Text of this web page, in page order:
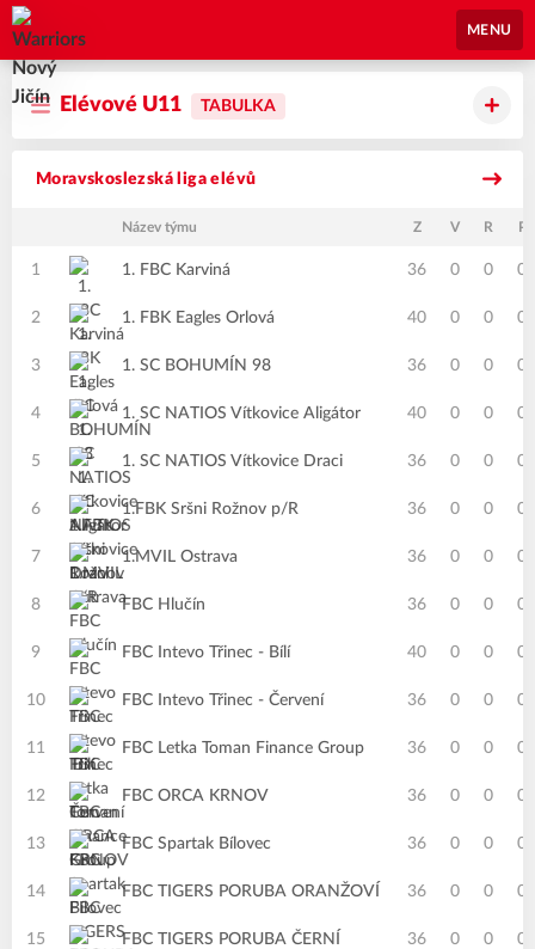
Warriors Nový Jičín
MENU
Elévové U11 TABULKA
Moravskoslezská liga elévů
Název týmu Z V R P
1 1. FBC Karviná 36 0 0 0
2 1. FBK Eagles Orlová 40 0 0 0
3 1. SC BOHUMÍN 98 36 0 0 0
4 1. SC NATIOS Vítkovice Aligátor 40 0 0 0
5 1. SC NATIOS Vítkovice Draci 36 0 0 0
6 1.FBK Sršni Rožnov p/R 36 0 0 0
7 1.MVIL Ostrava 36 0 0 0
8 FBC Hlučín 36 0 0 0
9 FBC Intevo Třinec - Bílí 40 0 0 0
10 FBC Intevo Třinec - Červení 36 0 0 0
11 FBC Letka Toman Finance Group 36 0 0 0
12 FBC ORCA KRNOV 36 0 0 0
13 FBC Spartak Bílovec 36 0 0 0
14 FBC TIGERS PORUBA ORANŽOVÍ 36 0 0 0
15 FBC TIGERS PORUBA ČERNÍ 36 0 0 0